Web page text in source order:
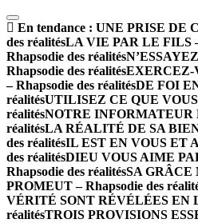
En tendance : UNE PRISE DE
des réalitésLA VIE PAR LE FILS
Rhapsodie des réalités
Rhapsodie des réalitésEXERCEZ-
– Rhapsodie des réalitésDE FOI
réalitésUTILISEZ CE QUE VOUS
réalitésNOTRE INFORMATEUR
réalitésLA RÉALITÉ DE SA
des réalitésIL EST EN VOUS ET
des réalitésDIEU VOUS AIME
Rhapsodie des réalitésSA
PROMEUT – Rhapsodie des
VÉRITÉ SONT RÉVÉLÉES EN
réalitésTROIS PROVISIONS